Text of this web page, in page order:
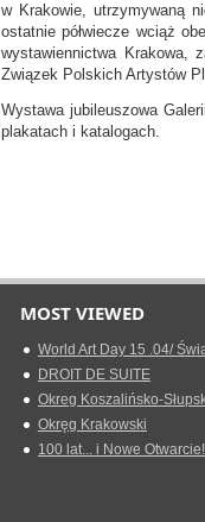
w Krakowie, utrzymywaną
ostatnie półwiecze wciąż
wystawiennictwa Krakowa,
Związek Polskich Artystów
Wystawa jubileuszowa
plakatach i katalogach.
Joanna
MOST VIEWED
World Art Day 15 .04/
DROIT DE SUITE
Okreg Koszalińsko-
Okręg Krakowski
100 lat... i Nowe